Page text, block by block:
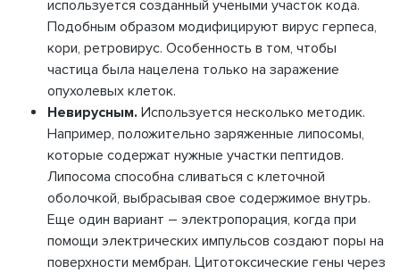
используется созданный учеными участок кода.
Подобным образом модифицируют вирус герпеса,
кори, ретровирус. Особенность в том, чтобы
частица была нацелена только на заражение
опухолевых клеток.
Невирусным. Используется несколько методик.
Например, положительно заряженные липосомы,
которые содержат нужные участки пептидов.
Липосома способна сливаться с клеточной
оболочкой, выбрасывая свое содержимое внутрь.
Еще один вариант – электропорация, когда при
помощи электрических импульсов создают поры на
поверхности мембран. Цитотоксические гены через